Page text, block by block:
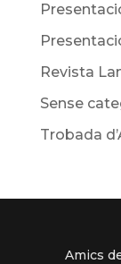
Revista
Sense
Trobada
Amics